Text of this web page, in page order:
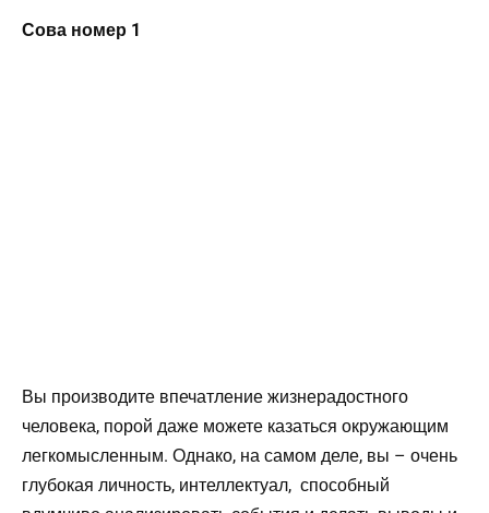
Сова номер 1
Вы производите впечатление жизнерадостного
человека, порой даже можете казаться окружающим
легкомысленным. Однако, на самом деле, вы – очень
глубокая личность, интеллектуал, способный